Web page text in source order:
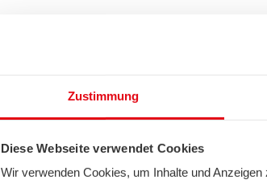
Zustimmung
Diese Webseite verwendet Cookies
Wir verwenden Cookies, um Inhalte und